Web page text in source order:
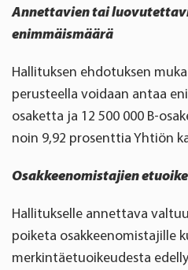
Annettavien tai
enimmäismäärä
Hallituksen ehdotuksen
perusteella voidaan antaa
osaketta ja 12 500 000 B-
noin 9,92 prosenttia Yhtiön
Osakkeenomistajien
Hallitukselle annettava
poiketa osakkeenomistajille
merkintäetuoikeudesta